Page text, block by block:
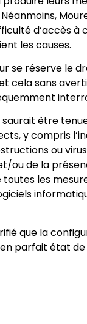
d’accès à
les causes.
se réserve le
et cela sans
être
y compris
ou
ou de la
les
que la
parfait état